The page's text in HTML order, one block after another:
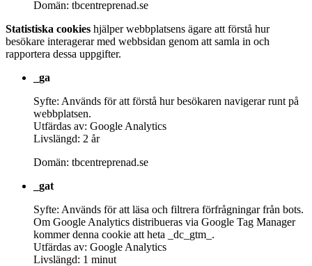
Domän: tbcentreprenad.se
Statistiska cookies hjälper webbplatsens ägare att förstå hur
besökare interagerar med webbsidan genom att samla in och
rapportera dessa uppgifter.
_ga
Syfte: Används för att förstå hur besökaren navigerar runt på
webbplatsen.
Utfärdas av: Google Analytics
Livslängd: 2 år
Domän: tbcentreprenad.se
_gat
Syfte: Används för att läsa och filtrera förfrågningar från bots.
Om Google Analytics distribueras via Google Tag Manager
kommer denna cookie att heta _dc_gtm_.
Utfärdas av: Google Analytics
Livslängd: 1 minut